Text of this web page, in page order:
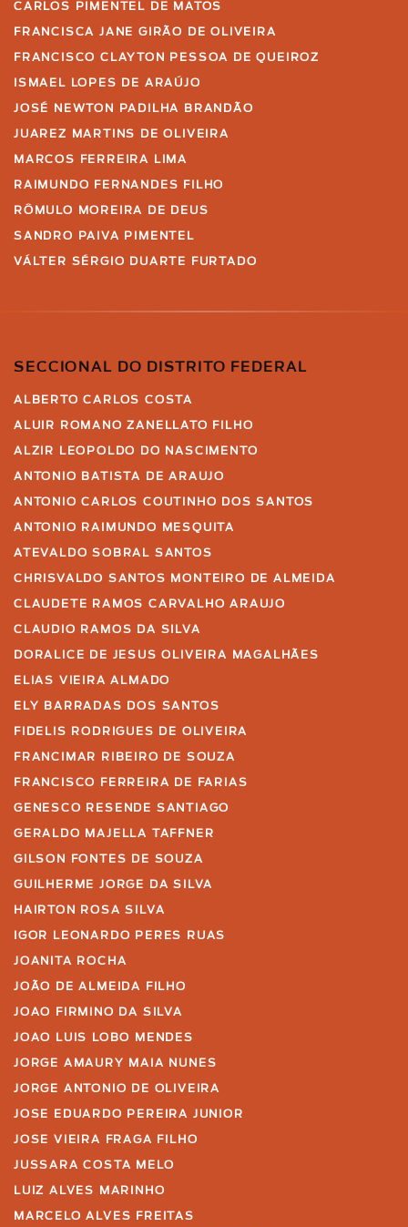
CARLOS PIMENTEL DE MATOS
FRANCISCA JANE GIRÃO DE OLIVEIRA
FRANCISCO CLAYTON PESSOA DE QUEIROZ
ISMAEL LOPES DE ARAÚJO
JOSÉ NEWTON PADILHA BRANDÃO
JUAREZ MARTINS DE OLIVEIRA
MARCOS FERREIRA LIMA
RAIMUNDO FERNANDES FILHO
RÔMULO MOREIRA DE DEUS
SANDRO PAIVA PIMENTEL
VÁLTER SÉRGIO DUARTE FURTADO
SECCIONAL DO DISTRITO FEDERAL
ALBERTO CARLOS COSTA
ALUIR ROMANO ZANELLATO FILHO
ALZIR LEOPOLDO DO NASCIMENTO
ANTONIO BATISTA DE ARAUJO
ANTONIO CARLOS COUTINHO DOS SANTOS
ANTONIO RAIMUNDO MESQUITA
ATEVALDO SOBRAL SANTOS
CHRISVALDO SANTOS MONTEIRO DE ALMEIDA
CLAUDETE RAMOS CARVALHO ARAUJO
CLAUDIO RAMOS DA SILVA
DORALICE DE JESUS OLIVEIRA MAGALHÃES
ELIAS VIEIRA ALMADO
ELY BARRADAS DOS SANTOS
FIDELIS RODRIGUES DE OLIVEIRA
FRANCIMAR RIBEIRO DE SOUZA
FRANCISCO FERREIRA DE FARIAS
GENESCO RESENDE SANTIAGO
GERALDO MAJELLA TAFFNER
GILSON FONTES DE SOUZA
GUILHERME JORGE DA SILVA
HAIRTON ROSA SILVA
IGOR LEONARDO PERES RUAS
JOANITA ROCHA
JOÃO DE ALMEIDA FILHO
JOAO FIRMINO DA SILVA
JOAO LUIS LOBO MENDES
JORGE AMAURY MAIA NUNES
JORGE ANTONIO DE OLIVEIRA
JOSE EDUARDO PEREIRA JUNIOR
JOSE VIEIRA FRAGA FILHO
JUSSARA COSTA MELO
LUIZ ALVES MARINHO
MARCELO ALVES FREITAS